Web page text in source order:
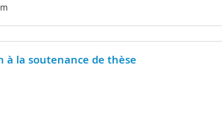
à la soutenance de thèse